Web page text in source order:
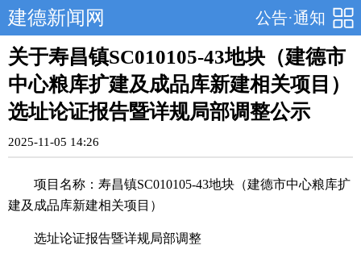
公告·通知
建德新闻网
关于寿昌镇SC010105-43地块（建德市
中心粮库扩建及成品库新建相关项目）
选址论证报告暨详规局部调整公示
2025-11-05 14:26
项目名称：寿昌镇SC010105-43地块（建德市中心粮库扩
建及成品库新建相关项目）
选址论证报告暨详规局部调整